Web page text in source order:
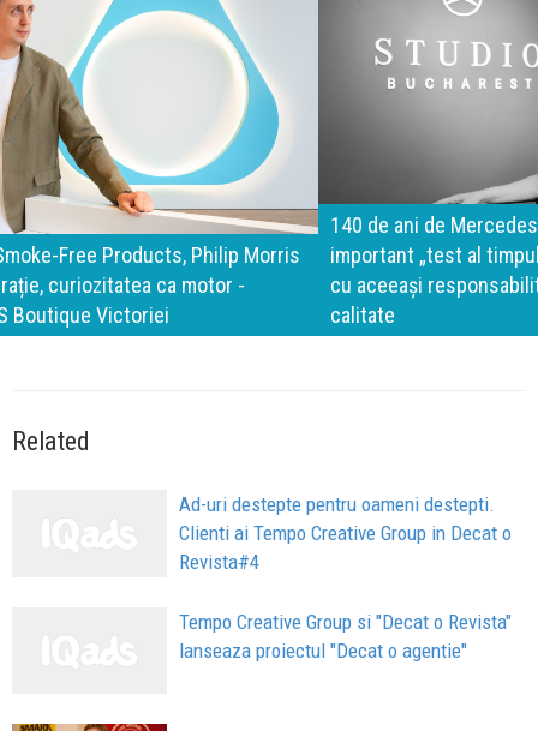
140 de ani de Mercedes-Benz. Ramona Pîrlog: Cel mai
important „test al timpului” este să inovăm constant, dar
cu aceeași responsabilitate față de oameni, siguranță și
calitate
Related
Ad-uri destepte pentru oameni destepti.
Clienti ai Tempo Creative Group in Decat o
Revista#4
Tempo Creative Group si "Decat o Revista"
lanseaza proiectul "Decat o agentie"